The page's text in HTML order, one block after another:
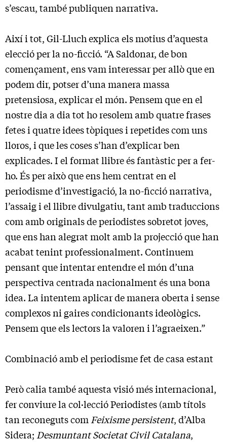
s’escau, també publiquen narrativa.
Així i tot, Gil-Lluch explica els motius d’aquesta
elecció per la no-ficció. “A Saldonar, de bon
començament, ens vam interessar per allò que en
podem dir, potser d’una manera massa
pretensiosa, explicar el món. Pensem que en el
nostre dia a dia tot ho resolem amb quatre frases
fetes i quatre idees tòpiques i repetides com uns
lloros, i que les coses s’han d’explicar ben
explicades. I el format llibre és fantàstic per a fer-
ho. És per això que ens hem centrat en el
periodisme d’investigació, la no-ficció narrativa,
l’assaig i el llibre divulgatiu, tant amb traduccions
com amb originals de periodistes sobretot joves,
que ens han alegrat molt amb la projecció que han
acabat tenint professionalment. Continuem
pensant que intentar entendre el món d’una
perspectiva centrada nacionalment és una bona
idea. La intentem aplicar de manera oberta i sense
complexos ni gaires condicionants ideològics.
Pensem que els lectors la valoren i l’agraeixen.”
Combinació amb el periodisme fet de casa estant
Però calia també aquesta visió més internacional,
fer conviure la col·lecció Periodistes (amb títols
tan reconeguts com Feixisme persistent, d’Alba
Sidera; Desmuntant Societat Civil Catalana,